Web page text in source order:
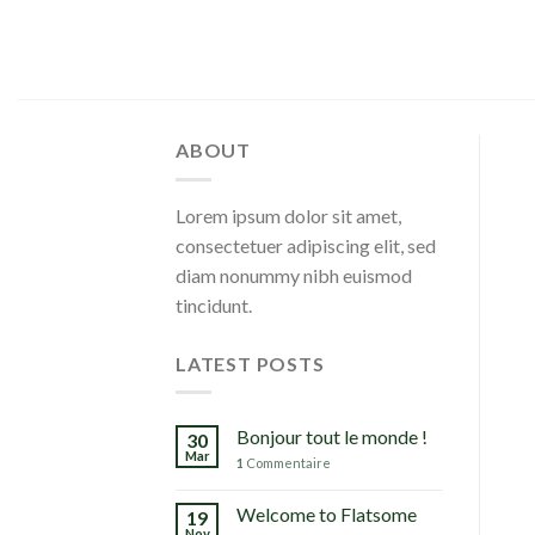
ABOUT
Lorem ipsum dolor sit amet,
consectetuer adipiscing elit, sed
diam nonummy nibh euismod
tincidunt.
LATEST POSTS
30
Mar
Bonjour tout le monde !
1 Commentaire
19 Welcome to Flatsome